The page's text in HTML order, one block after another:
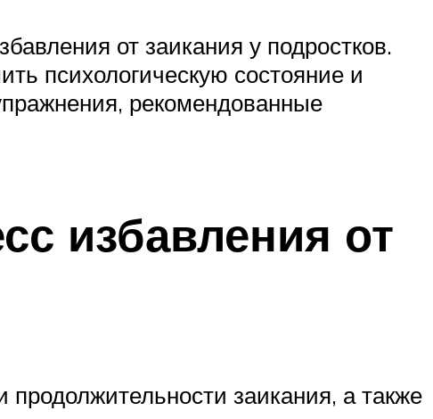
от заикания у подростков.
психологическую состояние и
рекомендованные
избавления от
заикания, а также